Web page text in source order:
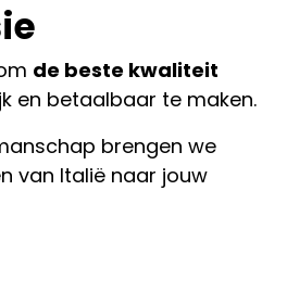
de beste kwaliteit
en betaalbaar te maken.
brengen we
van Italië naar jouw